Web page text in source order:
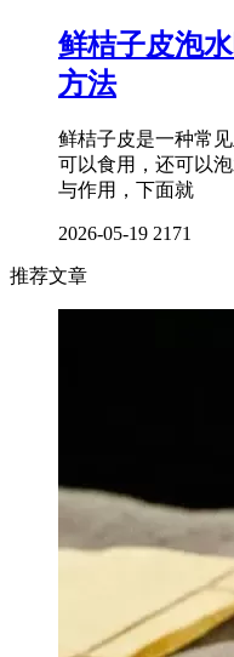
鲜桔子皮泡
方法
鲜桔子皮是一种常
可以食用，还可以
与作用，下面就
2026-05-19 2171
推荐文章